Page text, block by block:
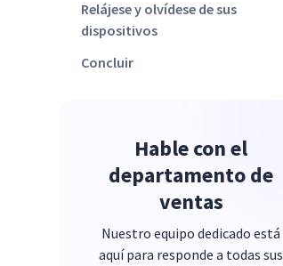
Relájese y olvídese de sus
dispositivos
Concluir
Hable con el
departamento de
ventas
Nuestro equipo dedicado está
aquí para responde a todas sus